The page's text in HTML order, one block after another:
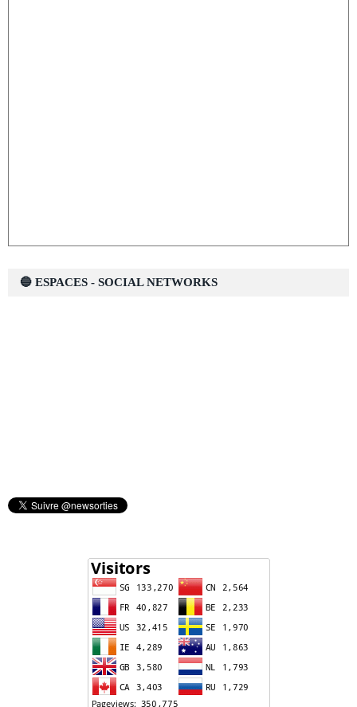
🔵 ESPACES - SOCIAL NETWORKS